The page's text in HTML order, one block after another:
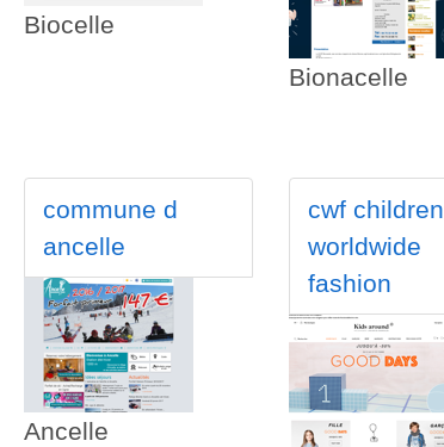
Biocelle
Bionacelle
commune d
ancelle
Ancelle
cwf children
worldwide
fashion